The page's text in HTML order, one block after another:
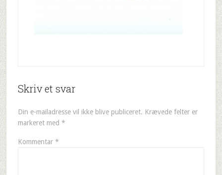
Skriv et svar
Din e-mailadresse vil ikke blive publiceret. Krævede felter er
markeret med *
Kommentar *